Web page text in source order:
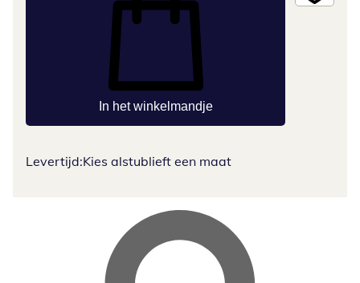
In het winkelmandje
Levertijd:Kies alstublieft een maat